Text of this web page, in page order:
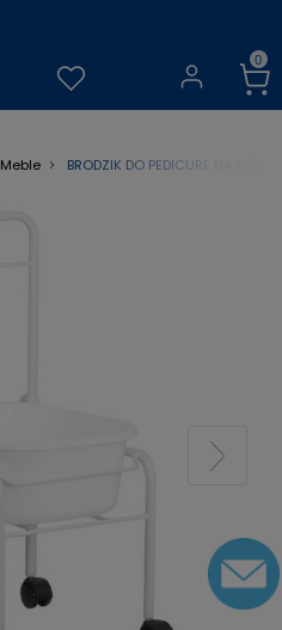
Meble BRODZIK DO PEDICURE NA